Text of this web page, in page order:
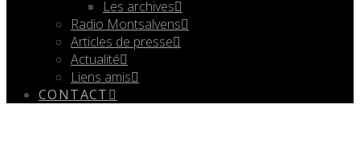
Les archives
Radio Montsalvens
Articles de presse
Actualité
Liens amis
CONTACT